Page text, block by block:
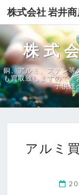
Skip
content
株式会社 岩井
株式
銅、アルミ、ステン
も買取致しますので
子供達
アルミ